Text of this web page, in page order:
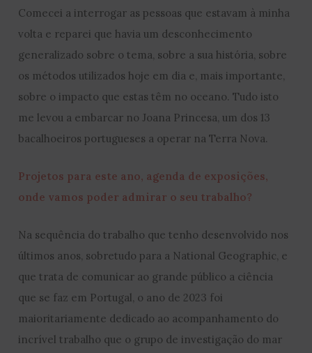
Comecei a interrogar as pessoas que estavam à minha
volta e reparei que havia um desconhecimento
generalizado sobre o tema, sobre a sua história, sobre
os métodos utilizados hoje em dia e, mais importante,
sobre o impacto que estas têm no oceano. Tudo isto
me levou a embarcar no Joana Princesa, um dos 13
bacalhoeiros portugueses a operar na Terra Nova.
Projetos para este ano, agenda de exposições,
onde vamos poder admirar o seu trabalho?
Na sequência do trabalho que tenho desenvolvido nos
últimos anos, sobretudo para a National Geographic, e
que trata de comunicar ao grande público a ciência
que se faz em Portugal, o ano de 2023 foi
maioritariamente dedicado ao acompanhamento do
incrível trabalho que o grupo de investigação do mar